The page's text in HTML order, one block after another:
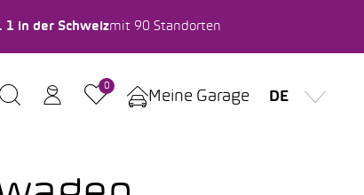
1 in der Schweizmit 90 Standorten
0
Meine Garage DE